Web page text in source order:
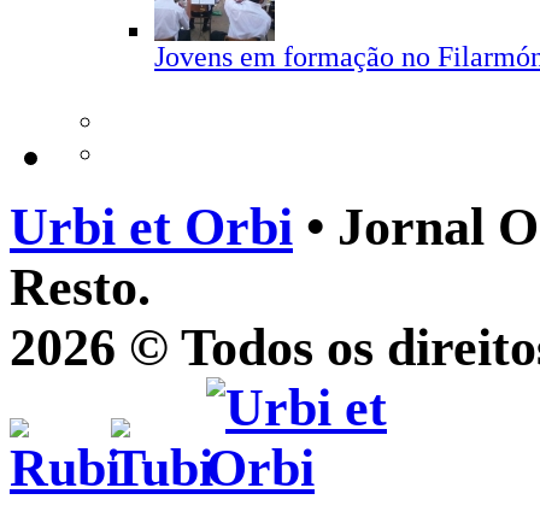
Jovens em formação no
Urbi et Orbi • Jornal
Resto.
2026 © Todos os